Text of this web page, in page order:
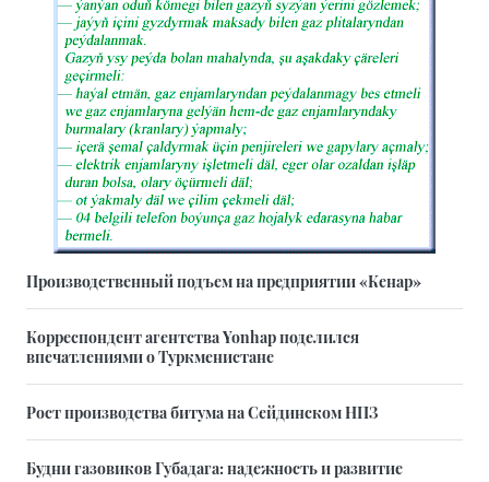
Производственный подъем на предприятии «Кенар»
Корреспондент агентства Yonhap поделился
впечатлениями о Туркменистане
Рост производства битума на Сейдинском НПЗ
Будни газовиков Губадага: надежность и развитие